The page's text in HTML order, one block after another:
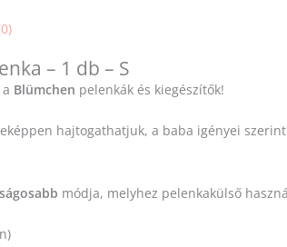
– 1 db – S
Blümchen pelenkák és kiegészítők!
hajtogathatjuk, a baba igényei
módja, melyhez pelenkakülső